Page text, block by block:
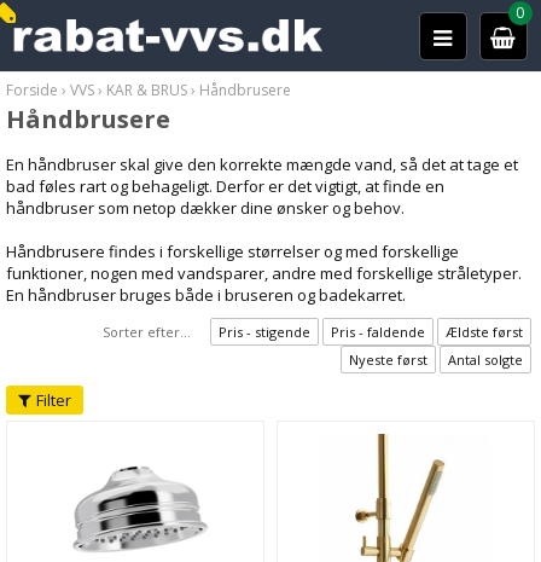
0
Forside › VVS› KAR & BRUS› Håndbrusere
Håndbrusere
En håndbruser skal give den korrekte mængde vand, så det at tage et
bad føles rart og behageligt. Derfor er det vigtigt, at finde en
håndbruser som netop dækker dine ønsker og behov.
Håndbrusere findes i forskellige størrelser og med forskellige
funktioner, nogen med vandsparer, andre med forskellige stråletyper.
En håndbruser bruges både i bruseren og badekarret.
Sorter efter... Pris - stigende Pris - faldende
Ældste først
Nyeste først
Antal solgte
Filter